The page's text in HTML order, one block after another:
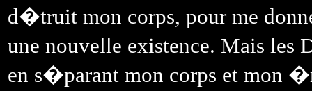
d�truit mon corps, pour me
une nouvelle existence. Mais
en s�parant mon corps et mon